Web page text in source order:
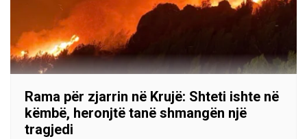
Rama për zjarrin në Krujë: Shteti ishte në
këmbë, heronjtë tanë shmangën një
tragjedi